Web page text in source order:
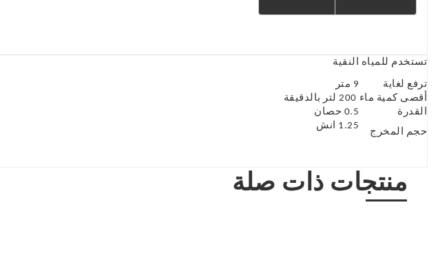
تستخدم للمياه النقية
ترفع لغاية
9 متر
أقصى كمية ماء
القدرة
0.5 حصان
حجم المخرج
1.25 انش
منتجات ذات صلة